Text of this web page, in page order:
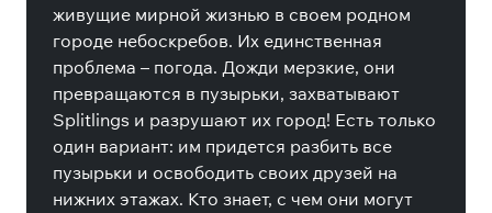
живущие мирной жизнью в своем родном
городе небоскребов. Их единственная
проблема – погода. Дожди мерзкие, они
превращаются в пузырьки, захватывают
Splitlings и разрушают их город! Есть только
один вариант: им придется разбить все
пузырьки и освободить своих друзей на
нижних этажах. Кто знает, с чем они могут